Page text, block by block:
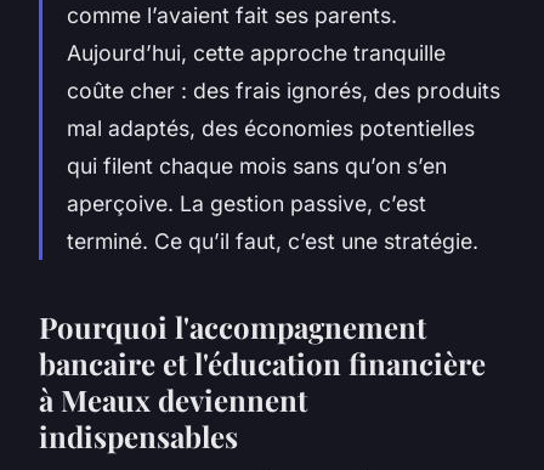
comme l’avaient fait ses parents.
Aujourd’hui, cette approche tranquille
coûte cher : des frais ignorés, des produits
mal adaptés, des économies potentielles
qui filent chaque mois sans qu’on s’en
aperçoive. La gestion passive, c’est
terminé. Ce qu’il faut, c’est une stratégie.
Pourquoi l'accompagnement
bancaire et l'éducation financière
à Meaux deviennent
indispensables